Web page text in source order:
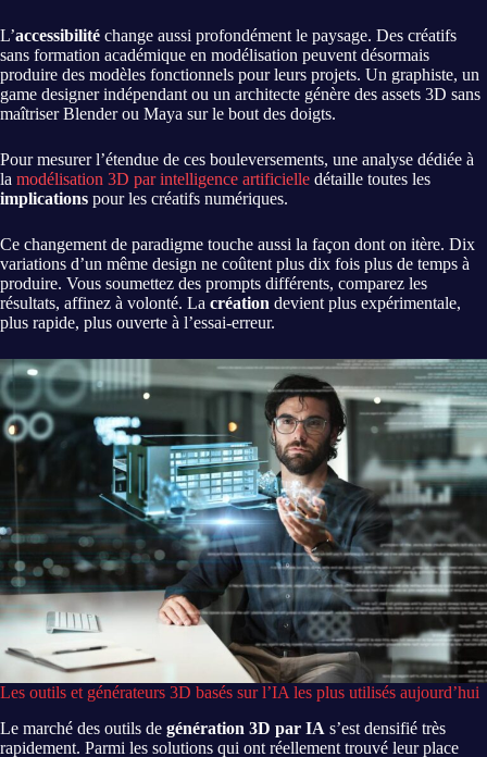
L’accessibilité change aussi profondément le paysage. Des créatifs
sans formation académique en modélisation peuvent désormais
produire des modèles fonctionnels pour leurs projets. Un graphiste, un
game designer indépendant ou un architecte génère des assets 3D sans
maîtriser Blender ou Maya sur le bout des doigts.
Pour mesurer l’étendue de ces bouleversements, une analyse dédiée à
la modélisation 3D par intelligence artificielle détaille toutes les
implications pour les créatifs numériques.
Ce changement de paradigme touche aussi la façon dont on itère. Dix
variations d’un même design ne coûtent plus dix fois plus de temps à
produire. Vous soumettez des prompts différents, comparez les
résultats, affinez à volonté. La création devient plus expérimentale,
plus rapide, plus ouverte à l’essai-erreur.
Les outils et générateurs 3D basés sur l’IA les plus utilisés aujourd’hui
Le marché des outils de génération 3D par IA s’est densifié très
rapidement. Parmi les solutions qui ont réellement trouvé leur place